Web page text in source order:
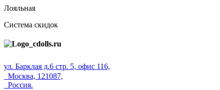
Лояльная
Система скидок
ул. Барклая д.6 стр. 5, офис 116,
Москва, 121087,
Россия.